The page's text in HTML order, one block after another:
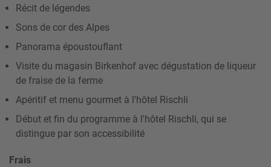
Récit de légendes
Sons de cor des Alpes
Panorama époustouflant
Visite du magasin Birkenhof avec dégustation de liqueur
de fraise de la ferme
Apéritif et menu gourmet à l'hôtel Rischli
Début et fin du programme à l'hôtel Rischli, qui se
distingue par son accessibilité
Frais